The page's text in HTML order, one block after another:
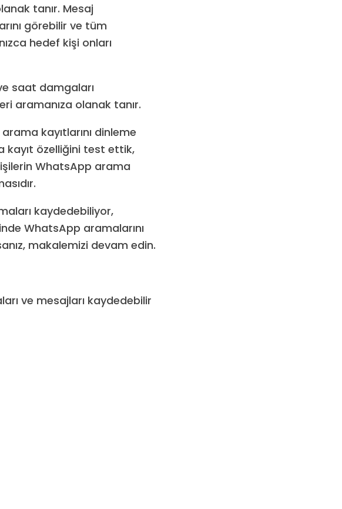
tanır. Mesaj
görebilir ve tüm
hedef kişi onları
saat damgaları
aramanıza olanak tanır.
kayıtlarını dinleme
kayıt özelliğini test ettik,
WhatsApp arama
kaydedebiliyor,
WhatsApp aramalarını
makalemizi devam edin.
ve mesajları kaydedebilir